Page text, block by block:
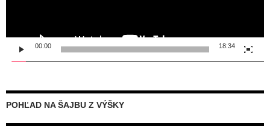
00:00 18:34
POHĽAD NA ŠAJBU Z VÝŠKY